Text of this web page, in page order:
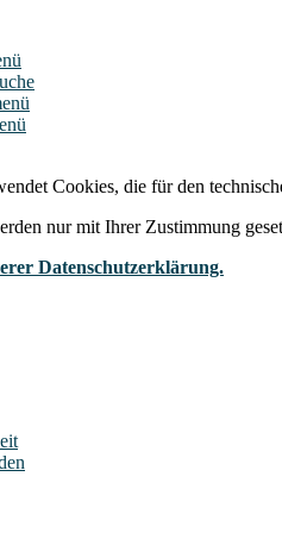
Cookies, die für den
nur mit Ihrer Zustimmung
Datenschutzerklärung.